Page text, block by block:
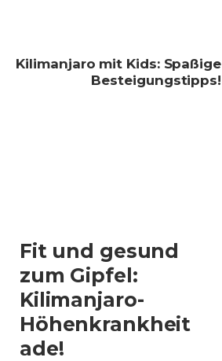
Kilimanjaro mit Kids: Spaßige
Besteigungstipps!
Fit und gesund
zum Gipfel:
Kilimanjaro-
Höhenkrankheit
ade!